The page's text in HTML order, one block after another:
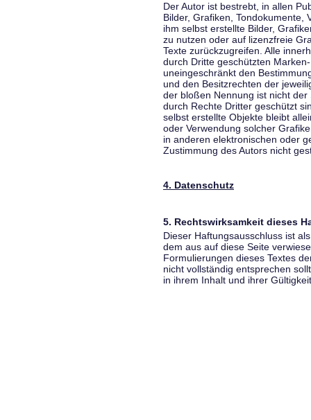
Der Autor ist bestrebt, in allen
Bilder, Grafiken, Tondokumente,
ihm selbst erstellte Bilder,
zu nutzen oder auf lizenzfreie
Texte zurückzugreifen. Alle
durch Dritte geschützten
uneingeschränkt den
und den Besitzrechten der
der bloßen Nennung ist nicht
durch Rechte Dritter geschützt
selbst erstellte Objekte bleibt
oder Verwendung solcher
in anderen elektronischen oder
Zustimmung des Autors nicht
4. Datenschutz
5. Rechtswirksamkeit dieses
Dieser Haftungsausschluss ist
dem aus auf diese Seite
Formulierungen dieses Textes
nicht vollständig entsprechen
in ihrem Inhalt und ihrer